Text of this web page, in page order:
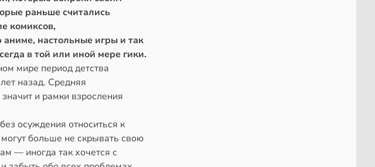
раньше считались
комиксов,
настольные игры и так
в той или иной мере гики.
мире период детства
назад. Средняя
и рамки взросления
осуждения относиться к
больше не скрывать свою
— иногда так хочется с